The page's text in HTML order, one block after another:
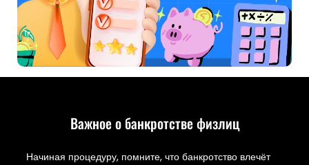
Важное о банкротстве физлиц
Начиная процедуру, помните, что банкротство влечёт